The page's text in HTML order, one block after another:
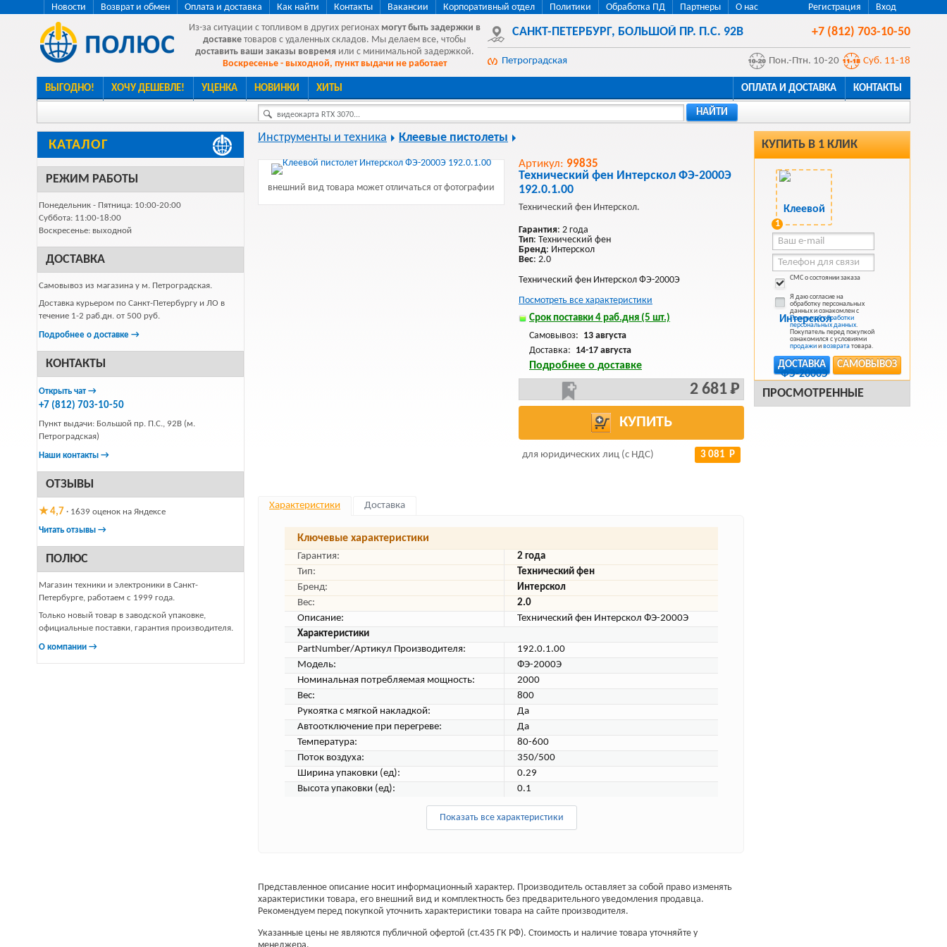
Регистрация Вход
Новости Возврат и обмен Оплата и доставка Как найти Контакты Вакансии Корпоративный отдел Политики Обработка ПД Партнеры
О нас
Из-за ситуации с топливом в других регионах могут быть задержки в
доставке товаров с удаленных складов. Мы делаем все, чтобы
доставить ваши заказы вовремя или с минимальной задержкой.
Воскресенье - выходной, пункт выдачи не работает
САНКТ-ПЕТЕРБУРГ, БОЛЬШОЙ ПР. П.С. 92В +7 (812) 703-10-50
Петроградская Пон.-Птн. 10-20 Суб. 11-18
ВЫГОДНО! ХОЧУ ДЕШЕВЛЕ! УЦЕНКА НОВИНКИ ХИТЫ ОПЛАТА И ДОСТАВКА КОНТАКТЫ
видеокарта RTX 3070... НАЙТИ
КАТАЛОГ
РЕЖИМ РАБОТЫ
Понедельник - Пятница: 10:00-20:00
Суббота: 11:00-18:00
Воскресенье: выходной
ДОСТАВКА
Самовывоз из магазина у м. Петроградская.
Доставка курьером по Санкт-Петербургу и ЛО в
течение 1-2 раб.дн. от 500 руб.
Подробнее о доставке →
КОНТАКТЫ
Открыть чат →
+7 (812) 703-10-50
Пункт выдачи: Большой пр. П.С., 92В (м.
Петроградская)
Наши контакты →
ОТЗЫВЫ
★ 4,7 · 1639 оценок на Яндексе
Читать отзывы →
ПОЛЮС
Магазин техники и электроники в Санкт-
Петербурге, работаем с 1999 года.
Только новый товар в заводской упаковке,
официальные поставки, гарантия производителя.
О компании →
КУПИТЬ В 1 КЛИК
1
СМС о состоянии заказа
Я даю согласие на
обработку персональных
данных и ознакомлен с
Политикой обработки
персональных данных.
Покупатель перед покупкой
ознакомился с условиями
продажиивозврататовара.
САМОВЫВОЗ
ДОСТАВКА
ПРОСМОТРЕННЫЕ
Инструменты и техника Клеевые пистолеты
внешний вид товара может отличаться от фотографии
Артикул: 99835
Технический фен Интерскол ФЭ-2000Э
192.0.1.00
Технический фен Интерскол.
Гарантия: 2 года
Тип: Технический фен
Бренд: Интерскол
Вес: 2.0
Технический фен Интерскол ФЭ-2000Э
Посмотреть все характеристики
Срок поставки 4 раб.дня (5 шт.)
Самовывоз: 13 августа
Доставка: 14-17 августа
Подробнее о доставке
2 681 Р
КУПИТЬ
для юридических лиц (с НДС) 3 081 Р
Характеристики Доставка
Ключевые характеристики
Гарантия:
2 года
Тип:
Технический фен
Бренд:
Интерскол
Вес:
2.0
Описание:
Технический фен Интерскол ФЭ-2000Э
Характеристики
PartNumber/Артикул Производителя:
192.0.1.00
Модель:
ФЭ-2000Э
Номинальная потребляемая мощность:
2000
Вес:
800
Рукоятка с мягкой накладкой:
Да
Автоотключение при перегреве:
Да
Температура:
80-600
Поток воздуха:
350/500
Ширина упаковки (ед):
0.29
Высота упаковки (ед):
0.1
Показать все характеристики
Представленное описание носит информационный характер. Производитель оставляет за собой право изменять
характеристики товара, его внешний вид и комплектность без предварительного уведомления продавца.
Рекомендуем перед покупкой уточнить характеристики товара на сайте производителя.
Указанные цены не являются публичной офертой (ст.435 ГК РФ). Стоимость и наличие товара уточняйте у